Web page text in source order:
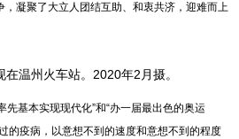
凝聚了大立人团结互助、和衷共济，迎难而上
在温州火车站。 2020年2月摄。
基本实现现代化”和“办一届最出色的奥运
的疫病，以意想不到的速度和意想不到的程度